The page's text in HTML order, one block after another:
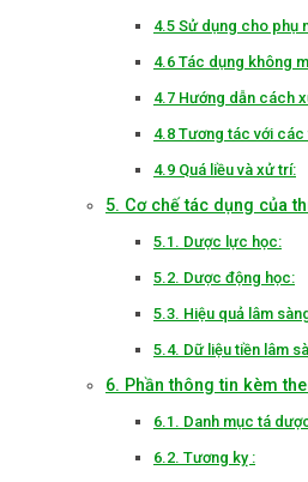
4.5 Sử dụng cho phụ
4.6 Tác dụng không
4.7 Hướng dẫn cách
4.8 Tương tác với
4.9 Quá liều và xử trí:
5. Cơ chế tác dụng của
5.1. Dược lực học:
5.2. Dược động học:
5.3. Hiệu quả lâm
5.4. Dữ liệu tiền lâm
6. Phần thông tin kèm
6.1. Danh mục tá
6.2. Tương kỵ :